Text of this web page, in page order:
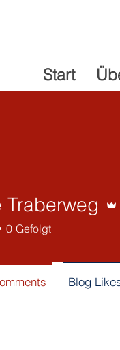
Start
Traberweg
0 Gefolgt
Blog